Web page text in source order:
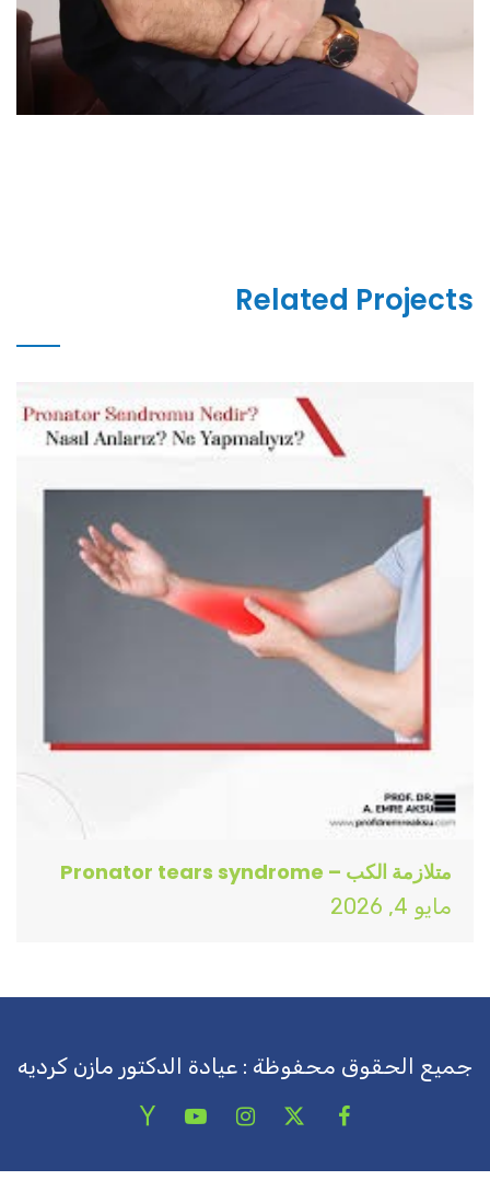
Related Projects
متلازمة الكب – Pronator tears syndrome
مايو 4, 2026
جميع الحقوق محفوظة : عيادة الدكتور مازن كرديه